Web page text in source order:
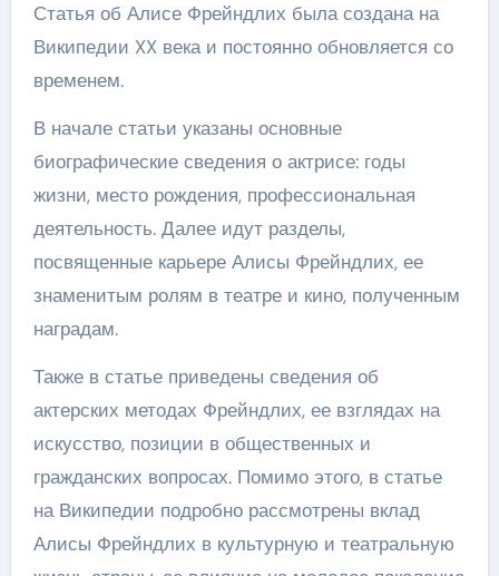
Статья об Алисе Фрейндлих была создана на
Википедии XX века и постоянно обновляется со
временем.
В начале статьи указаны основные
биографические сведения о актрисе: годы
жизни, место рождения, профессиональная
деятельность. Далее идут разделы,
посвященные карьере Алисы Фрейндлих, ее
знаменитым ролям в театре и кино, полученным
наградам.
Также в статье приведены сведения об
актерских методах Фрейндлих, ее взглядах на
искусство, позиции в общественных и
гражданских вопросах. Помимо этого, в статье
на Википедии подробно рассмотрены вклад
Алисы Фрейндлих в культурную и театральную